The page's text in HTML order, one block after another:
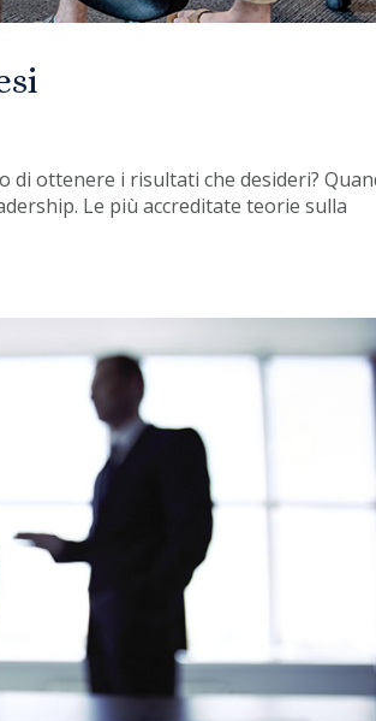
di ottenere i risultati che desideri?
Le più accreditate teorie sulla